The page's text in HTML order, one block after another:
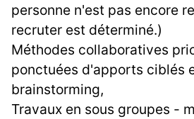
personne n'est pas encore
recruter est déterminé.)
Méthodes collaboratives
ponctuées d'apports ciblés
brainstorming,
Travaux en sous groupes -